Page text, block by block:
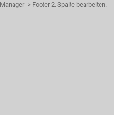
Manager -> Footer 2. Spalte bearbeiten.